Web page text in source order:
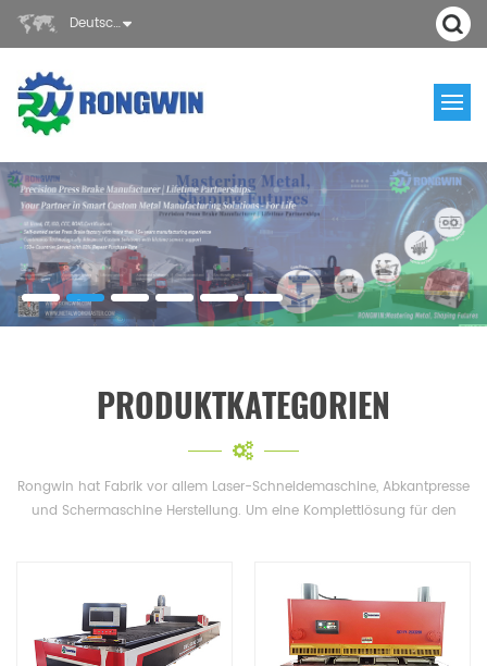
Deutsch
PRODUKTKATEGORIEN
Rongwin hat Fabrik vor allem Laser-Schneidemaschine, Abkantpresse
und Schermaschine Herstellung. Um eine Komplettlösung für den